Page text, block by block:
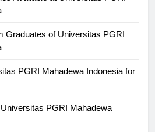
Graduates of Universitas PGRI
PGRI Mahadewa Indonesia for
PGRI Mahadewa